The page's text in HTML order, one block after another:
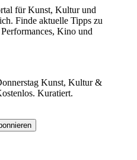
- BRING YOUR TENT
für eine oder zwei Nächte
und Besucher*innen
in der Reservierungsmail
für Kunst, Kultur und
Finde aktuelle Tipps zu
Kino und
Kunst, Kultur &
Kuratiert.